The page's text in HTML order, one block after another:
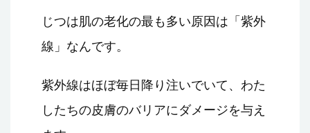
じつは肌の老化の最も多い原因は「紫外
線」なんです。
紫外線はほぼ毎日降り注いでいて、わた
したちの皮膚のバリアにダメージを与え